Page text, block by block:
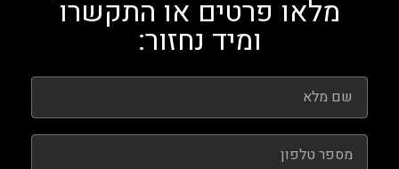
מלאו פרטים או התקשרו
ומיד נחזור: